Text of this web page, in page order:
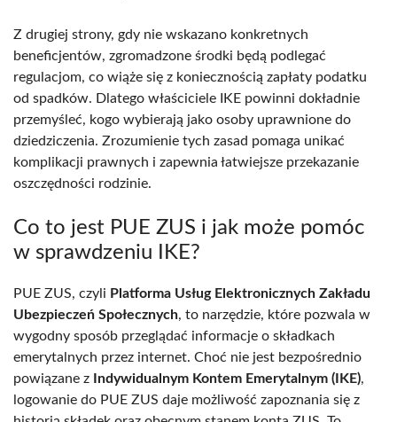
Z drugiej strony, gdy nie wskazano konkretnych
beneficjentów, zgromadzone środki będą podlegać
regulacjom, co wiąże się z koniecznością zapłaty podatku
od spadków. Dlatego właściciele IKE powinni dokładnie
przemyśleć, kogo wybierają jako osoby uprawnione do
dziedziczenia. Zrozumienie tych zasad pomaga unikać
komplikacji prawnych i zapewnia łatwiejsze przekazanie
oszczędności rodzinie.
Co to jest PUE ZUS i jak może pomóc
w sprawdzeniu IKE?
PUE ZUS, czyli Platforma Usług Elektronicznych Zakładu
Ubezpieczeń Społecznych, to narzędzie, które pozwala w
wygodny sposób przeglądać informacje o składkach
emerytalnych przez internet. Choć nie jest bezpośrednio
powiązane z
Indywidualnym Kontem Emerytalnym (IKE),
logowanie do PUE ZUS daje możliwość zapoznania się z